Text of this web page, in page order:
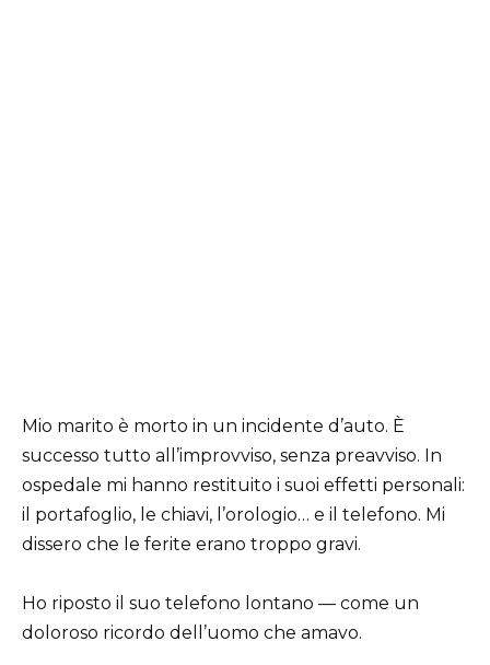
Mio marito è morto in un incidente d’auto. È
successo tutto all’improvviso, senza preavviso. In
ospedale mi hanno restituito i suoi effetti personali:
il portafoglio, le chiavi, l’orologio… e il telefono. Mi
dissero che le ferite erano troppo gravi.
Ho riposto il suo telefono lontano — come un
doloroso ricordo dell’uomo che amavo.